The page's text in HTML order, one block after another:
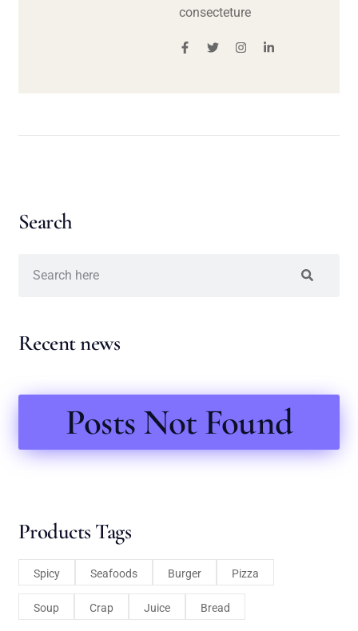
consecteture
Search
Recent news
Posts Not Found
Products Tags
Spicy Seafoods Burger Pizza
Soup Crap Juice Bread